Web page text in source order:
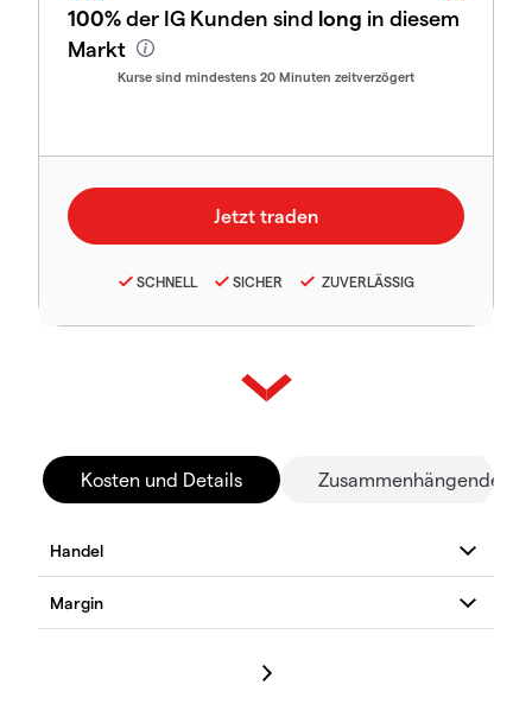
100%der IG Kunden sind long in diesem
Markt
Kurse sind mindestens 20 Minuten zeitverzögert
SCHNELL SICHER ZUVERLÄSSIG
Kosten und Details Zusammenhängende